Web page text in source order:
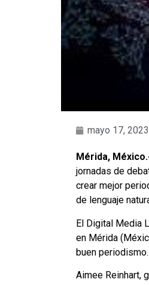
mayo 17, 2023
Mérida,
jornadas de
crear mejor
de lenguaje
El Digital Media
en Mérida
buen periodismo.
Aimee Reinhart,